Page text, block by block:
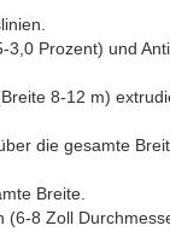
Prozent) und
8-12 m)
die gesamte
Breite.
(6-8 Zoll